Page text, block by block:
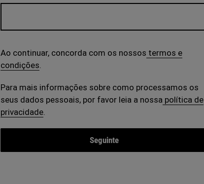
Ao continuar, concorda com os nossos termos e
condições.
Para mais informações sobre como processamos os
seus dados pessoais, por favor leia a nossa política de
privacidade.